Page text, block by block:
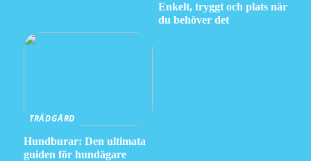
Enkelt, tryggt och plats när
du behöver det
TRÄDGÅRD
Hundburar: Den ultimata
guiden för hundägare